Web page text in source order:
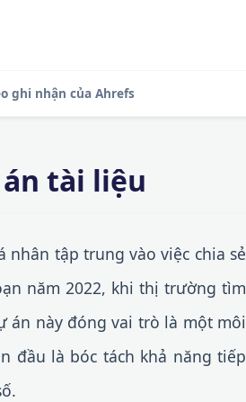
ghi nhận của Ahrefs
tài liệu
tập trung vào việc chia sẻ
năm 2022, khi thị trường tìm
án này đóng vai trò là một môi
đầu là bóc tách khả năng tiếp